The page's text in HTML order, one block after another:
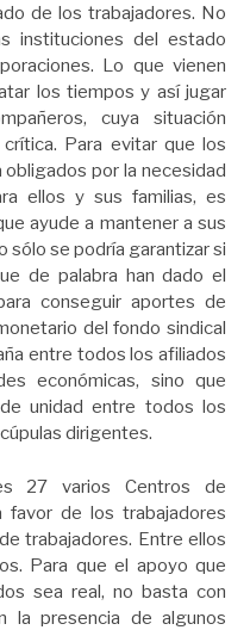
de los trabajadores. No
instituciones del estado
Lo que vienen
los tiempos y así jugar
cuya situación
Para evitar que los
obligados por la necesidad
ellos y sus familias, es
ayude a mantener a sus
sólo se podría garantizar si
de palabra han dado el
conseguir aportes de
del fondo sindical
entre todos los afiliados
económicas, sino que
unidad entre todos los
dirigentes.
27 varios Centros de
favor de los trabajadores
trabajadores. Entre ellos
Para que el apoyo que
sea real, no basta con
la presencia de algunos